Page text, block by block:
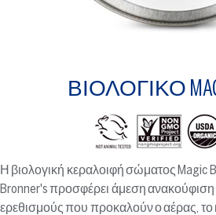
ΒΙΟΛΟΓΙΚΌ
Η βιολογική κεραλοιφή σώματος Magic
Bronner's προσφέρει άμεση
ερεθισμούς που προκαλούν ο αέρας, το